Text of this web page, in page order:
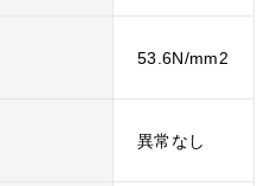
53.6N/mm2
異常なし